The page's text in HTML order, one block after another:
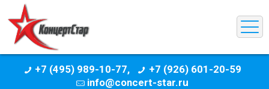
+7 (495) 989-10-77,
+7 (926) 601-20-59
info@concert-star.ru